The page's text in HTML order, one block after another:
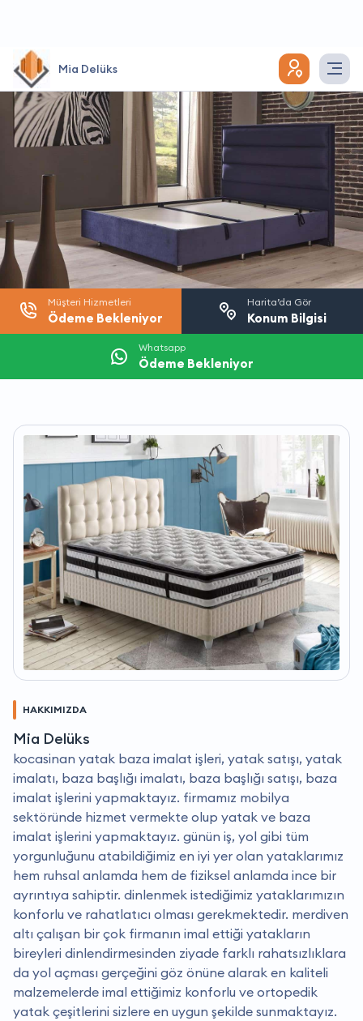
Mia Delüks
Müşteri Hizmetleri
Ödeme Bekleniyor
Harita’da Gör
Konum Bilgisi
Whatsapp
Ödeme Bekleniyor
HAKKIMIZDA
Mia Delüks
kocasinan yatak baza imalat işleri, yatak satışı, yatak
imalatı, baza başlığı imalatı, baza başlığı satışı, baza
imalat işlerini yapmaktayız. firmamız mobilya
sektöründe hizmet vermekte olup yatak ve baza
imalat işlerini yapmaktayız. günün iş, yol gibi tüm
yorgunluğunu atabildiğimiz en iyi yer olan yataklarımız
hem ruhsal anlamda hem de fiziksel anlamda ince bir
ayrıntıya sahiptir. dinlenmek istediğimiz yataklarımızın
konforlu ve rahatlatıcı olması gerekmektedir. merdiven
altı çalışan bir çok firmanın imal ettiği yatakların
bireyleri dinlendirmesinden ziyade farklı rahatsızlıklara
da yol açması gerçeğini göz önüne alarak en kaliteli
malzemelerde imal ettiğimiz konforlu ve ortopedik
yatak çeşitlerini sizlere en uygun şekilde sunmaktayız.